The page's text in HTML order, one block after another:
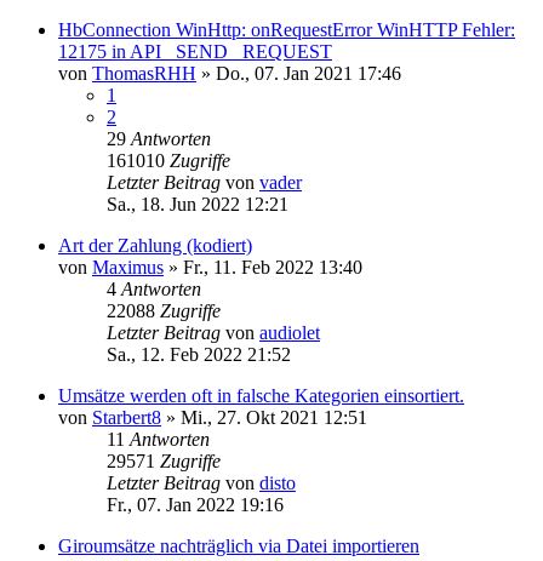
HbConnection WinHttp: onRequestError WinHTTP Fehler:
12175 in API_ SEND _REQUEST
von ThomasRHH » Do., 07. Jan 2021 17:46
1
2
29 Antworten
161010 Zugriffe
Letzter Beitrag von vader
Sa., 18. Jun 2022 12:21
Art der Zahlung (kodiert)
von Maximus » Fr., 11. Feb 2022 13:40
4 Antworten
22088 Zugriffe
Letzter Beitrag von audiolet
Sa., 12. Feb 2022 21:52
Umsätze werden oft in falsche Kategorien einsortiert.
von Starbert8 » Mi., 27. Okt 2021 12:51
11 Antworten
29571 Zugriffe
Letzter Beitrag von disto
Fr., 07. Jan 2022 19:16
Giroumsätze nachträglich via Datei importieren